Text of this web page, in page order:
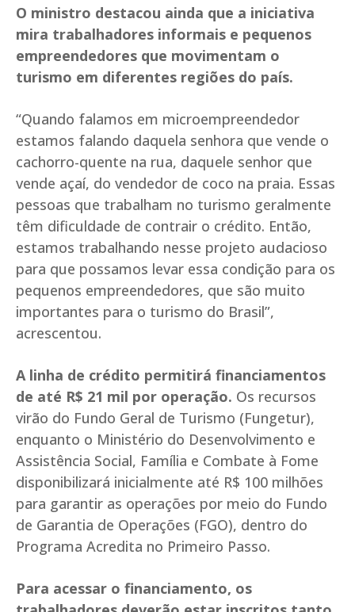
O ministro destacou ainda que a iniciativa
mira trabalhadores informais e pequenos
empreendedores que movimentam o
turismo em diferentes regiões do país.
“Quando falamos em microempreendedor
estamos falando daquela senhora que vende o
cachorro-quente na rua, daquele senhor que
vende açaí, do vendedor de coco na praia. Essas
pessoas que trabalham no turismo geralmente
têm dificuldade de contrair o crédito. Então,
estamos trabalhando nesse projeto audacioso
para que possamos levar essa condição para os
pequenos empreendedores, que são muito
importantes para o turismo do Brasil”,
acrescentou.
A linha de crédito permitirá financiamentos
de até R$ 21 mil por operação. Os recursos
virão do Fundo Geral de Turismo (Fungetur),
enquanto o Ministério do Desenvolvimento e
Assistência Social, Família e Combate à Fome
disponibilizará inicialmente até R$ 100 milhões
para garantir as operações por meio do Fundo
de Garantia de Operações (FGO), dentro do
Programa Acredita no Primeiro Passo.
Para acessar o financiamento, os